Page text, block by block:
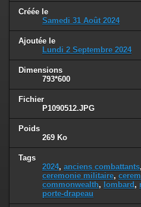
Créée le
Samedi 31 Août 2024
Ajoutée le
Lundi 2 Septembre 2024
Dimensions
793*600
Fichier
P1090512.JPG
Poids
269 Ko
Tags
2024, anciens combattants,
ceremonie militaire,
commonwealth, lombard,
porte-drapeau